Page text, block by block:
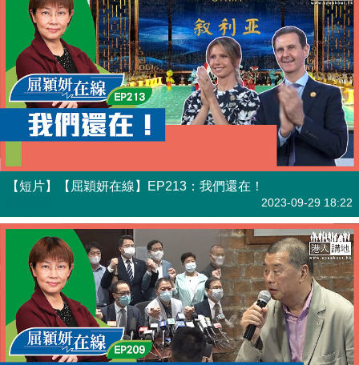
【短片】【屈穎妍在線】EP213：我們還在！
2023-09-29 18:22